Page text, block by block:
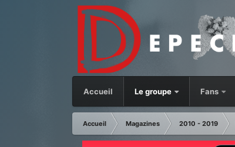
Accueil Le groupe Fans
Accueil Magazines 2010 - 2019